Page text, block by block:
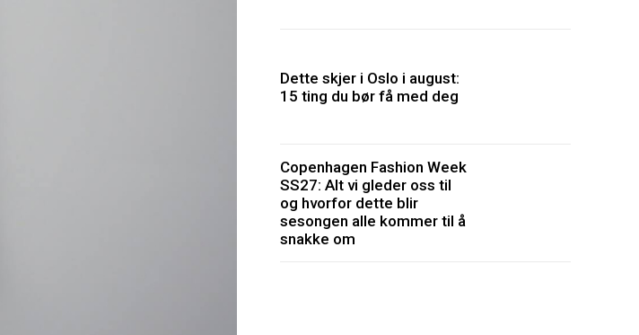
Dette skjer i Oslo i august:
15 ting du bør få med deg
Copenhagen Fashion Week
SS27: Alt vi gleder oss til
og hvorfor dette blir
sesongen alle kommer til å
snakke om